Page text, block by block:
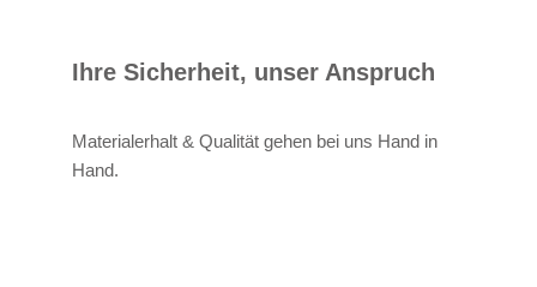
Ihre Sicherheit, unser Anspruch
Materialerhalt & Qualität gehen bei uns Hand in
Hand.